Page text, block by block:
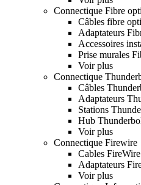
Connectique Fibre
Câbles fibre
Adaptateurs
Accessoires
Prise murales
Voir plus
Connectique
Câbles
Adaptateurs
Stations
Hub
Voir plus
Connectique Firewire
Cables FireWire
Adaptateurs
Voir plus